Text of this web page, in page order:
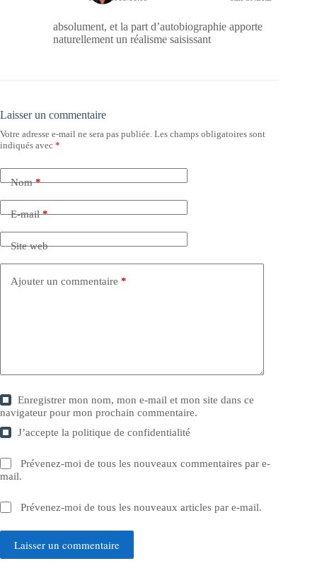
absolument, et la part d’autobiographie apporte
naturellement un réalisme saisissant
Laisser un commentaire
Votre adresse e-mail ne sera pas publiée. Les champs obligatoires sont
indiqués avec *
Nom*
E-mail*
Site web
Ajouter un commentaire *
Enregistrer mon nom, mon e-mail et mon site dans ce
navigateur pour mon prochain commentaire.
J’accepte lapolitique de confidentialité
Prévenez-moi de tous les nouveaux commentaires par e-
mail.
Prévenez-moi de tous les nouveaux articles par e-mail.
Laisser un commentaire